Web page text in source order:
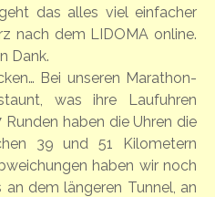
das alles viel einfacher
nach dem LIDOMA online.
Dank.
Bei unseren Marathon-
was ihre Laufuhren
haben die Uhren die
39 und 51 Kilometern
haben wir noch
dem längeren Tunnel, an